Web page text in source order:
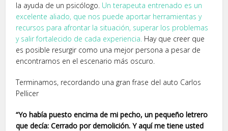
la ayuda de un psicólogo. Un terapeuta entrenado es un
excelente aliado, que nos puede aportar herramientas y
recursos para afrontar la situación, superar los problemas
y salir fortalecido de cada experiencia. Hay que creer que
es posible resurgir como una mejor persona a pesar de
encontrarnos en el escenario más oscuro.
Terminamos, recordando una gran frase del auto Carlos
Pellicer
“Yo había puesto encima de mi pecho, un pequeño letrero
que decía: Cerrado por demolición. Y aquí me tiene usted